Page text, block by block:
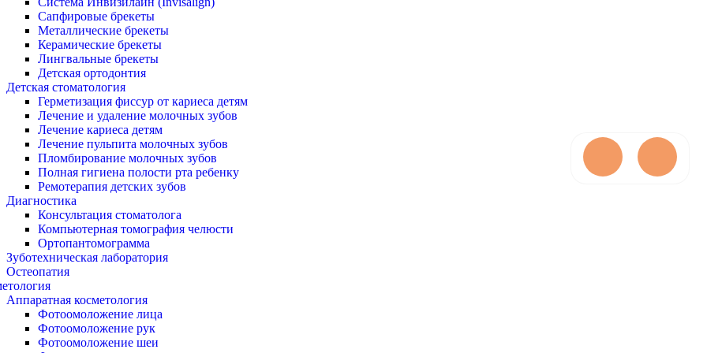
Сапфировые брекеты
Металлические брекеты
Керамические брекеты
Лингвальные брекеты
Детская ортодонтия
Детская стоматология
Герметизация фиссур от кариеса детям
Лечение и удаление молочных зубов
Лечение кариеса детям
Лечение пульпита молочных зубов
Пломбирование молочных зубов
Полная гигиена полости рта ребенку
Ремотерапия детских зубов
Диагностика
Консультация стоматолога
Компьютерная томография челюсти
Ортопантомограмма
Зуботехническая лаборатория
Остеопатия
Аппаратная косметология
Фотоомоложение лица
Фотоомоложение рук
Фотоомоложение шеи